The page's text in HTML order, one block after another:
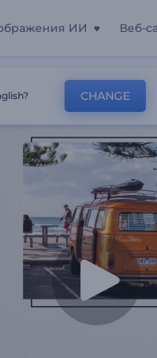
ИИ Веб-
Для Турагентства
CHANGE